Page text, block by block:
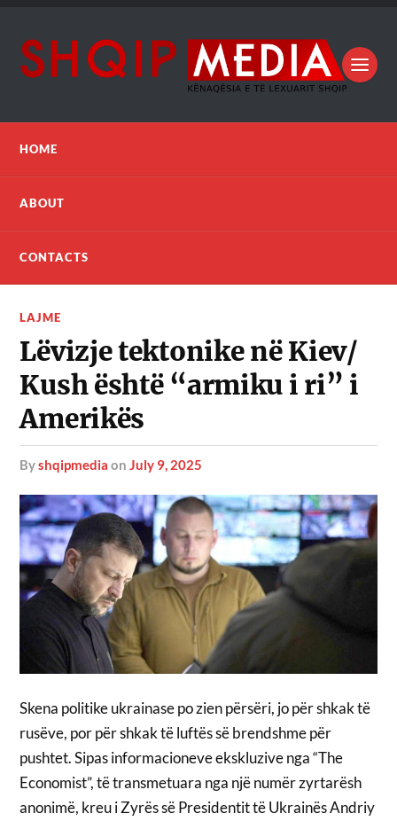
HOME
ABOUT
CONTACTS
LAJME
Lëvizje tektonike në Kiev/
Kush është “armiku i ri” i
Amerikës
byshqipmedia onJuly 9, 2025
Skena politike ukrainase po zien përsëri, jo për shkak të
rusëve, por për shkak të luftës së brendshme për
pushtet. Sipas informacioneve ekskluzive nga “The
Economist”, të transmetuara nga një numër zyrtarësh
anonimë, kreu i Zyrës së Presidentit të Ukrainës Andriy